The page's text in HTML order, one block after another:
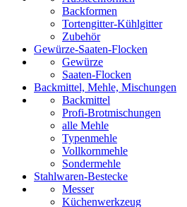
Backformen
Tortengitter-Kühlgitter
Zubehör
Gewürze-Saaten-Flocken
Gewürze
Saaten-Flocken
Backmittel, Mehle, Mischungen
Backmittel
Profi-Brotmischungen
alle Mehle
Typenmehle
Vollkornmehle
Sondermehle
Stahlwaren-Bestecke
Messer
Küchenwerkzeug